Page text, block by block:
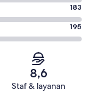
183
195
8,6
Staf & layanan